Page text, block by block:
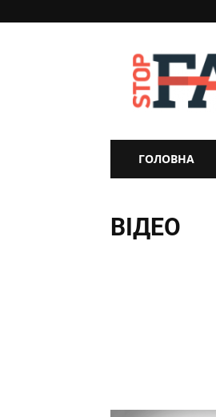
StopFake
ГОЛОВНА
ВІДЕО